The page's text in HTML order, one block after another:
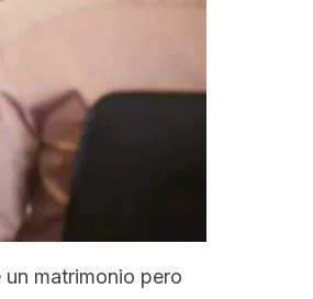
matrimonio pero